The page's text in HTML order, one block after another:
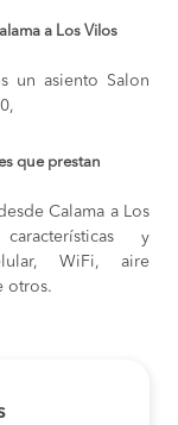
a Los Vilos
un asiento Salon
que prestan
Calama a Los
y
WiFi, aire
otros.